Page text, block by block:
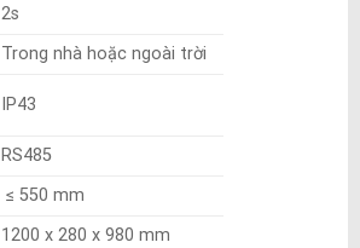
2s
Trong nhà hoặc ngoài trời
IP43
RS485
≤ 550 mm
1200 x 280 x 980 mm